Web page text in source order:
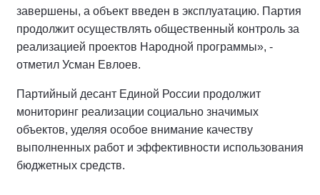
завершены, а объект введен в эксплуатацию. Партия
продолжит осуществлять общественный контроль за
реализацией проектов Народной программы», -
отметил Усман Евлоев.
Партийный десант Единой России продолжит
мониторинг реализации социально значимых
объектов, уделяя особое внимание качеству
выполненных работ и эффективности использования
бюджетных средств.